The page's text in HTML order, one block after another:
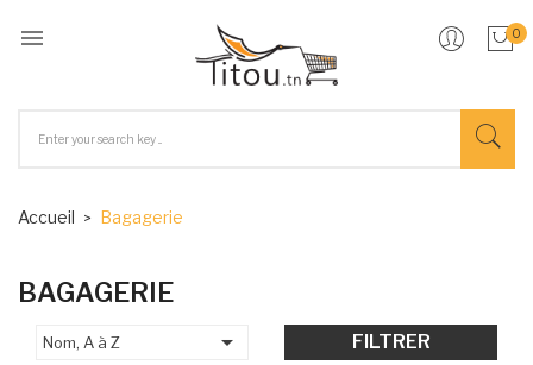
 0
Accueil Bagagerie
BAGAGERIE
Nom, A à Z  FILTRER